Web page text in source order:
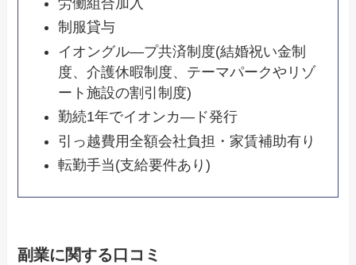
制服貸与
イオングル―プ共済制度(結婚祝い金制
度、介護休暇制度、テーマパークやリゾ
ート施設の割引制度)
勤続1年でイオンカ―ド発行
引っ越費用全額会社負担・家賃補助有り
転勤手当(支給要件あり)
副業に関する口コミ